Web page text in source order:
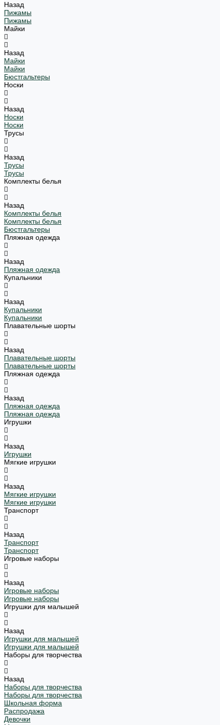
Назад
Пижамы
Пижамы
Майки
Назад
Майки
Майки
Бюстгальтеры
Носки
Назад
Носки
Носки
Трусы
Назад
Трусы
Трусы
Комплекты белья
Назад
Комплекты белья
Комплекты белья
Бюстгальтеры
Пляжная одежда
Назад
Пляжная одежда
Купальники
Назад
Купальники
Купальники
Плавательные шорты
Назад
Плавательные шорты
Плавательные шорты
Пляжная одежда
Назад
Пляжная одежда
Пляжная одежда
Игрушки
Назад
Игрушки
Мягкие игрушки
Назад
Мягкие игрушки
Мягкие игрушки
Транспорт
Назад
Транспорт
Транспорт
Игровые наборы
Назад
Игровые наборы
Игровые наборы
Игрушки для малышей
Назад
Игрушки для малышей
Игрушки для малышей
Наборы для творчества
Назад
Наборы для творчества
Наборы для творчества
Школьная форма
Распродажа
Девочки